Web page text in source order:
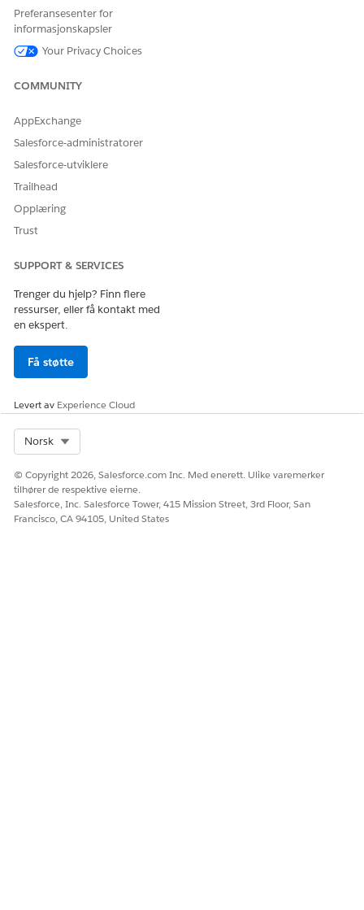
La oss få vite det slik at vi kan forbedre!
Preferansesenter for
informasjonskapsler
Your Privacy Choices
COMMUNITY
AppExchange
Salesforce-administratorer
Salesforce-utviklere
Trailhead
Opplæring
Trust
SUPPORT & SERVICES
Trenger du hjelp? Finn flere
ressurser, eller få kontakt med
en ekspert.
Få støtte
Levert av Experience Cloud
Norsk
© Copyright 2026, Salesforce.com Inc. Med enerett. Ulike varemerker
tilhører de respektive eierne.
Salesforce, Inc. Salesforce Tower, 415 Mission Street, 3rd Floor, San
Francisco, CA 94105, United States